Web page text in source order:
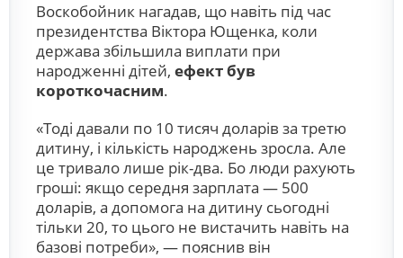
Воскобойник нагадав, що навіть під час
президентства Віктора Ющенка, коли
держава збільшила виплати при
народженні дітей, ефект був
короткочасним.
«Тоді давали по 10 тисяч доларів за третю
дитину, і кількість народжень зросла. Але
це тривало лише рік-два. Бо люди рахують
гроші: якщо середня зарплата — 500
доларів, а допомога на дитину сьогодні
тільки 20, то цього не вистачить навіть на
базові потреби», — пояснив він